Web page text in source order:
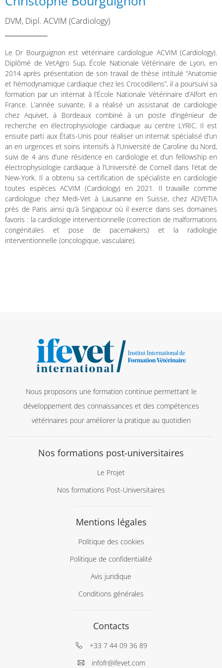
DVM, Dipl. ACVIM (Cardiology)
Le Dr Bourguignon est vétérinaire cardiologue ACVIM (Cardiology).
Diplômé de VetAgro Sup, École Nationale Vétérinaire de Lyon, en
2014 après présentation de son travail de thèse intitulé “Anatomie
et hémodynamique cardiaque chez les Crocodiliens”, il a poursuivi sa
formation par un internat à l’École Nationale Vétérinaire d’Alfort en
France. L’année suivante, il a réalisé un assistanat de cardiologie
chez Aquivet, à Bordeaux combiné à un poste d’ingénieur de
recherche en électrophysiologie cardiaque au centre LYRIC. Il est
ensuite parti aux États-Unis pour réaliser un internat spécialisé d’un
an en urgences et soins intensifs à l’Université de Caroline du Nord,
suivi de 4 ans d’une résidence en cardiologie et d’un fellowship en
électrophysiologie cardiaque à l’Université de Cornell dans l’état de
New-York. Il a obtenu sa certification de spécialiste en cardiologie
toutes espèces ACVIM (Cardiology) en 2021. Il travaille comme
cardiologue chez Medi-Vet à Lausanne en Suisse, chez ADVETIA
près de Paris ainsi qu’à Singapour où il exerce dans ses domaines
favoris : la cardiologie interventionnelle (correction de malformations
congénitales et pose de pacemakers) et la radiologie
interventionnelle (oncologique, vasculaire).
Nous proposons une formation continue permettant le
développement des connaissances et des compétences
vétérinaires pour améliorer la pratique au quotidien
Nos formations post-universitaires
Le Projet
Nos formations Post-Universitaires
Mentions légales
Politique des cookies
Politique de confidentialité
Avis juridique
Conditions générales
Contacts
+33 7 44 09 36 89
infofr@ifevet.com